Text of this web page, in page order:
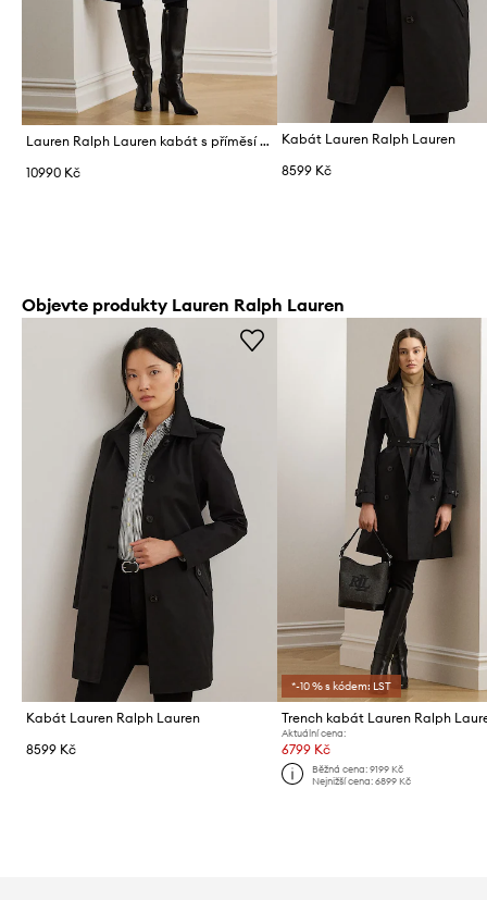
Lauren Ralph Lauren kabát s příměsí vlny
10990 Kč
Kabát Lauren Ralph Lauren
8599 Kč
Objevte produkty Lauren Ralph Lauren
Kabát Lauren Ralph Lauren
8599 Kč
*-10 % s kódem: LST
Trench kabát Lauren Ralph
Aktuální cena:
6799 Kč
Běžná cena: 9199 Kč
Nejnižší cena: 6899 Kč